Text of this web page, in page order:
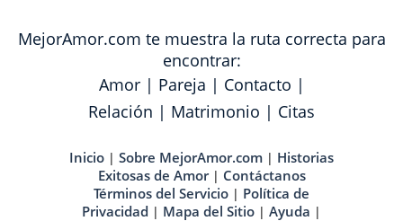
MejorAmor.com te muestra la ruta correcta para
encontrar:
Amor| Pareja | Contacto |
Relación | Matrimonio | Citas
Inicio | Sobre MejorAmor.com | Historias
Exitosas de Amor| Contáctanos
Términos del Servicio | Política de
Privacidad | Mapa del Sitio | Ayuda |